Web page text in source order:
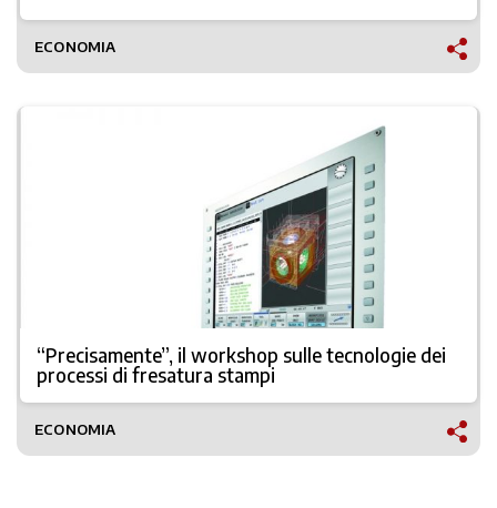
ECONOMIA
“Precisamente”, il workshop sulle tecnologie dei
processi di fresatura stampi
ECONOMIA